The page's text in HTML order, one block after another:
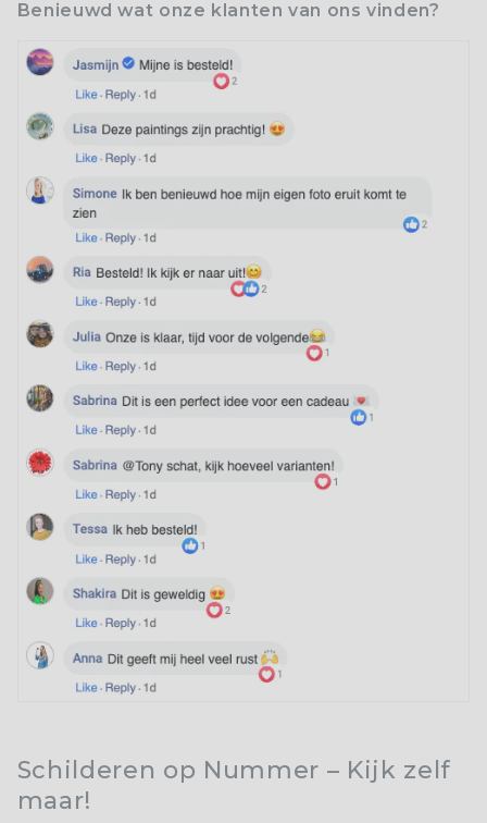
Benieuwd wat onze klanten van ons vinden?
Schilderen op Nummer – Kijk zelf
maar!